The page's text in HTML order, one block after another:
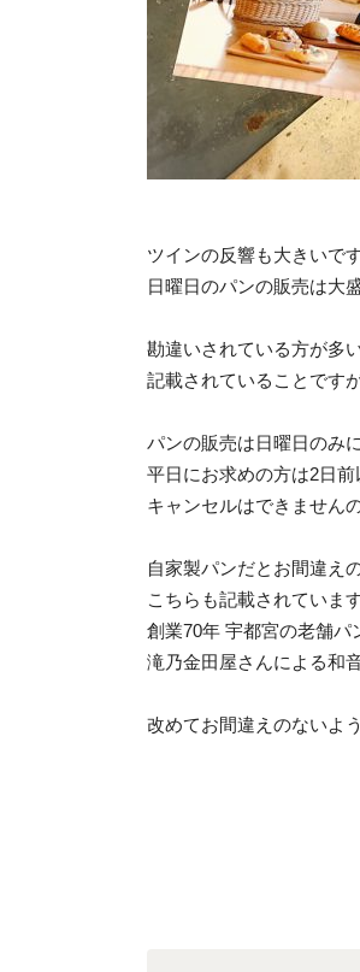
ツインの反響も大きいです
日曜日のパンの販売は大
勘違いされている方が多
記載されていることです
パンの販売は日曜日のみ
平日にお求めの方は2日前
キャンセルはできません
自家製パンだとお間違え
こちらも記載されていま
創業70年 宇都宮の老舗パ
滝乃金田屋さんによる和
改めてお間違えのないよ